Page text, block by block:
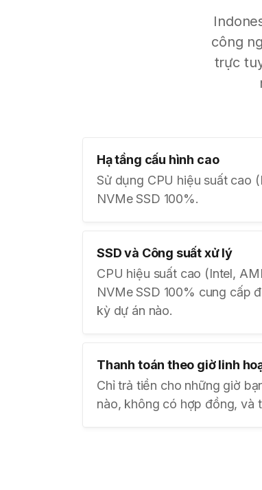
công
trực
Hạ tầng cấu hình cao
Sử dụng CPU hiệu suất cao
NVMe SSD 100%.
SSD và Công suất xử lý
CPU hiệu suất cao (Intel,
NVMe SSD 100% cung cấp
kỳ dự án nào.
Thanh toán theo giờ linh
Chỉ trả tiền cho những giờ
nào, không có hợp đồng, và